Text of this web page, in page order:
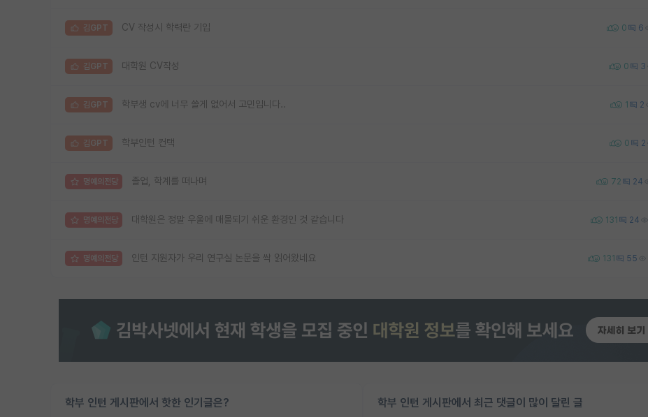
김GPT CV 작성시 학력란 기입 0 6
김GPT 대학원 CV작성 0 3
김GPT 학부생 cv에 너무 쓸게 없어서 고민입니다.. 1 2
김GPT 학부인턴 컨택 0 2
명예의전당 졸업, 학계를 떠나며 72 24
명예의전당 대학원은 정말 우울에 매몰되기 쉬운 환경인 것 같습니다 131 24
명예의전당 인턴 지원자가 우리 연구실 논문을 싹 읽어왔네요 131 55
학부 인턴 게시판에서 핫한 인기글은? 학부 인턴 게시판에서 최근 댓글이 많이 달린 글